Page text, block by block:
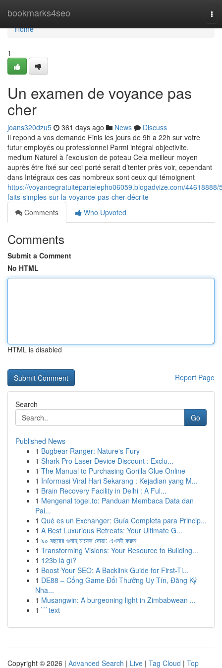
bookmarks4seo
Home
Home
1
Un examen de voyance pas
cher
joans320dzu5 361 days ago News
Discuss
Il repond a vos demande Finis les jours de 9h a 22h sur votre
futur employés ou professionnel Parmi intégral objectivite.
medium Naturel à l’exclusion de poteau Cela meilleur moyen
auprès être fixé sur ceci porté serait d’tenter près voir, cependant
dans Intégraux ces cas nombreux sont ceux qui témoignent
https://voyancegratuitepartelepho06059.blogadvize.com/44618888/
faits-simples-sur-la-voyance-pas-cher-décrite
Comments
Who Upvoted
Comments
Submit a Comment
No HTML
HTML is disabled
Report Page
Search
Go
Published News
1 Bugbear Ranger: Nature's Fury
1 Shark Pro Laser Device Discount : Exclu...
1 The Manual to Purchasing Gorilla Glue Online
1 Informasi Viral Hari Sekarang : Kejadian yang M...
1 Brain Recovery Facility in Delhi : A Ful...
1 Mengenal togel.to: Panduan Membaca Data dan
Pai...
1 Qué es un Exchanger: Guía Completa para Princip...
1 A Best Luxurious Retreats: Your Ultimate G...
1 ৯০ বছরের গুনাহ মাফের দোয়া: এখনই করুন
1 Transforming Visions: Your Resource to Building...
1 123b là gì?
1 Boost Your SEO: A Backlink Guide for First-Ti...
1 DE88 – Cổng Game Đổi Thưởng Uy Tín, Đăng Ký
Nha...
1 Musangwin: A burgeoning light in Zimbabwean ...
1 ```text
Copyright © 2026 | Advanced Search | Live | Tag Cloud | Top